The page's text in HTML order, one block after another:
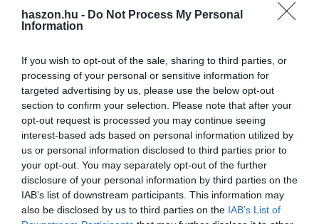
haszon.hu - Do Not Process My Personal
Information
If you wish to opt-out of the sale, sharing to third parties, or
processing of your personal or sensitive information for
targeted advertising by us, please use the below opt-out
section to confirm your selection. Please note that after your
opt-out request is processed you may continue seeing
interest-based ads based on personal information utilized by
us or personal information disclosed to third parties prior to
your opt-out. You may separately opt-out of the further
disclosure of your personal information by third parties on the
IAB’s list of downstream participants. This information may
also be disclosed by us to third parties on the IAB’s List of
eredmény